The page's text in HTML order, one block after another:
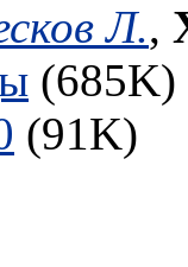
Л.,